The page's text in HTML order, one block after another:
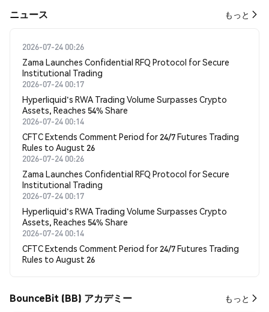
​​ニュース​​ もっと
2026-07-24 00:26
Zama Launches Confidential RFQ Protocol for Secure
Institutional Trading
2026-07-24 00:17
Hyperliquid's RWA Trading Volume Surpasses Crypto
Assets, Reaches 54% Share
2026-07-24 00:14
CFTC Extends Comment Period for 24/7 Futures Trading
Rules to August 26
2026-07-24 00:26
Zama Launches Confidential RFQ Protocol for Secure
Institutional Trading
2026-07-24 00:17
Hyperliquid's RWA Trading Volume Surpasses Crypto
Assets, Reaches 54% Share
2026-07-24 00:14
CFTC Extends Comment Period for 24/7 Futures Trading
Rules to August 26
BounceBit (BB) アカデミー もっと